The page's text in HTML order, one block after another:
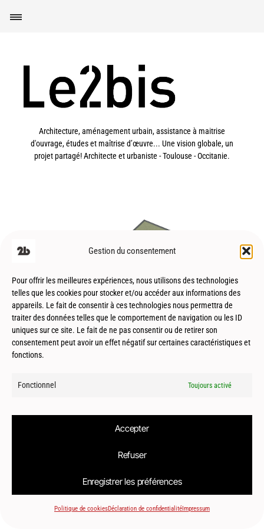
Gestion du consentement
Pour offrir les meilleures expériences, nous utilisons des technologies
telles que les cookies pour stocker et/ou accéder aux informations des
appareils. Le fait de consentir à ces technologies nous permettra de
traiter des données telles que le comportement de navigation ou les ID
uniques sur ce site. Le fait de ne pas consentir ou de retirer son
consentement peut avoir un effet négatif sur certaines caractéristiques et
fonctions.
Fonctionnel Toujours activé
Accepter
Refuser
Enregistrer les préférences
Politique de cookiesDéclaration de confidentialitéImpressum
Architecture, aménagement urbain, assistance à maitrise
d'ouvrage, études et maîtrise d’œuvre... Une vision globale, un
projet partagé! Architecte et urbaniste - Toulouse - Occitanie.
Saint Sulpice (31) – Tertiaire – Locaux
d’activités – Genimap